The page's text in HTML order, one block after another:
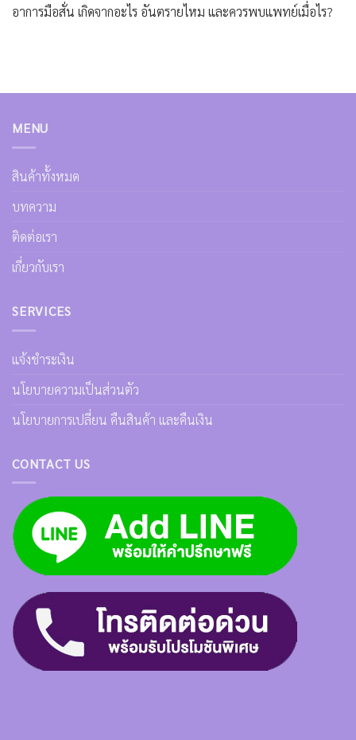
อาการมือสั่น เกิดจากอะไร อันตรายไหม และควรพบแพทย์เมื่อไร?
MENU
สินค้าทั้งหมด
บทความ
ติดต่อเรา
เกี่ยวกับเรา
SERVICES
แจ้งชำระเงิน
นโยบายความเป็นส่วนตัว
นโยบายการเปลี่ยน คืนสินค้า และคืนเงิน
CONTACT US